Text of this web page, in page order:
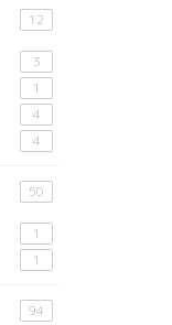
12
3
1
4
4
50
1
1
94